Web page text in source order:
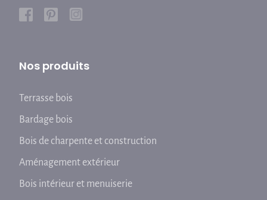
Nos produits
Terrasse bois
Bardage bois
Bois de charpente et construction
Aménagement extérieur
Bois intérieur et menuiserie